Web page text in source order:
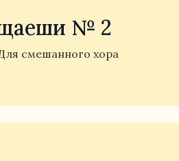
№ 2
смешанного хора